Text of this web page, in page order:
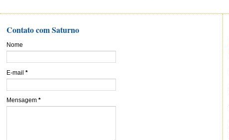
Contato com Saturno
Nome
E-mail *
Mensagem *